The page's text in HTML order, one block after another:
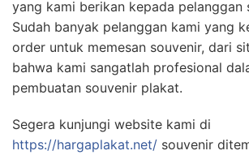
yang kami berikan kepada pelanggan
Sudah banyak pelanggan kami yang
order untuk memesan souvenir, dari
bahwa kami sangatlah profesional
pembuatan souvenir plakat.
Segera kunjungi website kami di
https://hargaplakat.net/ souvenir